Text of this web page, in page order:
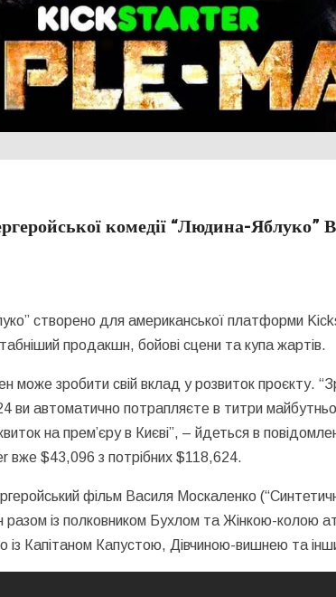
комедії “Людина-Яблуко”
створено для американської платформи
продакшн, бойові сцени та купа жартів.
може зробити свій вклад у розвиток проєкту.
ви автоматично потрапляєте в титри
на прем’єру в Києві”, – йдеться в
вже $43,096 з потрібних $118,624.
фільм Василя Москаленко
із полковником Бухлом та Жінкою-колою
Капітаном Капустою, Дівчиною-вишнею та